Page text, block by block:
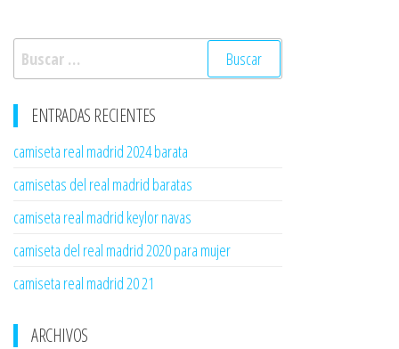
Buscar:
ENTRADAS RECIENTES
camiseta real madrid 2024 barata
camisetas del real madrid baratas
camiseta real madrid keylor navas
camiseta del real madrid 2020 para mujer
camiseta real madrid 20 21
ARCHIVOS